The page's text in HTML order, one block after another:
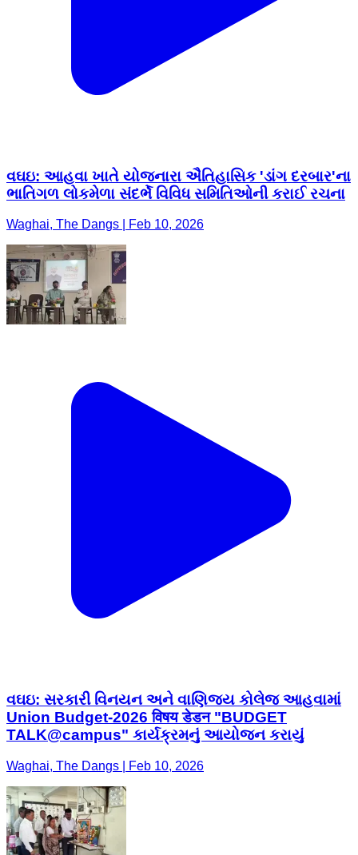
વઘઇ: આહવા ખાતે યોજનારા ઐતિહાસિક 'ડાંગ દરબાર'ના
ભાતિગળ લોકમેળા સંદર્ભે વિવિધ સમિતિઓની કરાઈ રચના
Waghai, The Dangs | Feb 10, 2026
વઘઇ: સરકારી વિનયન અને વાણિજય કોલેજ આહવામાં
Union Budget-2026 विषय डेडन "BUDGET
TALK@campus" કાર્યક્રમનું આયોજન કરાયું
Waghai, The Dangs | Feb 10, 2026